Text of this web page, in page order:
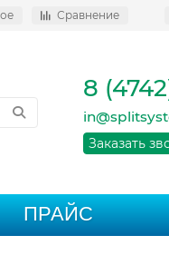
Сравнение
8
Заказать
ПРАЙС